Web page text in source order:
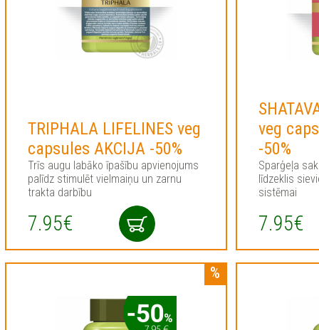
TRIPHALA LIFELINES veg
capsules AKCIJA -50%
Trīs augu labāko īpašību apvienojums
palīdz stimulēt vielmaiņu un zarnu
trakta darbību
7.95€
veg
-50%
Sparģeļa
līdzeklis
sistēmai
7.95€